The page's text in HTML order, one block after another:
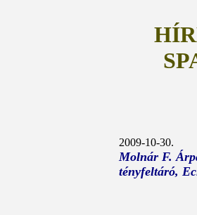
2009-10-30.
Molnár F.
tényfeltáró,